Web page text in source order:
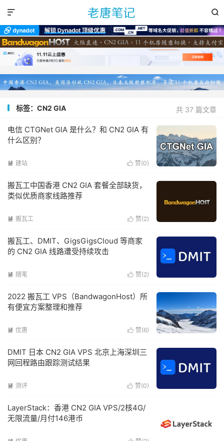


共 37 篇文章
标签：CN2 GIA
电信 CTGNet GIA 是什么？和 CN2 GIA 有
什么区别？
 赞(0)
 建站
搬瓦工中国香港 CN2 GIA 套餐全部缺货，
类似优质商家线路推荐
 赞(2)
 搬瓦工
搬瓦工、DMIT、GigsGigsCloud 等商家
的 CN2 GIA 线路遭受持续攻击
 赞(2)
 随笔
2022 搬瓦工 VPS（BandwagonHost）所
有便宜方案整理和推荐
 赞(6)
 优惠
DMIT 日本 CN2 GIA VPS 北京上海深圳三
网回程路由跟踪测试结果
 赞(0)
 测评
LayerStack：香港 CN2 GIA VPS/2核4G/
无限流量/月付146港币